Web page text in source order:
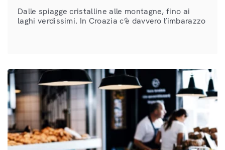
Dalle spiagge cristalline alle montagne, fino ai
laghi verdissimi. In Croazia c’è davvero l’imbarazzo